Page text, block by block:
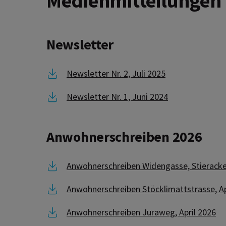
Newsletter
Link zu Newsletter Nr. 2, Juli 2025
Newsletter Nr. 2, Juli 2025
Link zu Newsletter Nr. 1, Juni 2024
Newsletter Nr. 1, Juni 2024
Anwohnerschreiben 2026
Link zu Anwohnerschreiben Widengasse,
Anwohnerschreiben Widengasse,
Link zu Anwohnerschreiben
Anwohnerschreiben Stöcklimattstrasse,
Link zu Anwohnerschreiben Juraweg, April
Anwohnerschreiben Juraweg, April 2026